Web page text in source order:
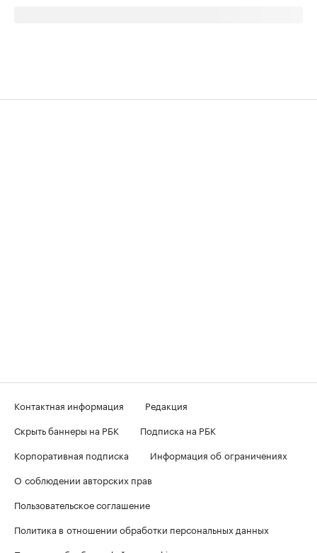
Контактная информация
Редакция
Скрыть баннеры на РБК
Подписка на РБК
Корпоративная подписка
Информация об ограничениях
О соблюдении авторских прав
Пользовательское соглашение
Политика в отношении обработки персональных данных